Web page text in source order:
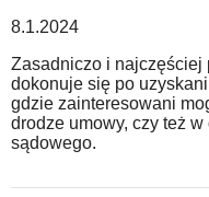
8.1.2024
Zasadniczo i najczęściej
dokonuje się po
gdzie zainteresowani
drodze umowy, czy też
sądowego.